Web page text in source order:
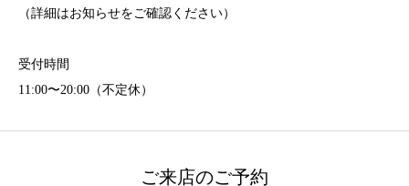
（詳細はお知らせをご確認ください）
受付時間
11:00〜20:00（不定休）
ご来店のご予約